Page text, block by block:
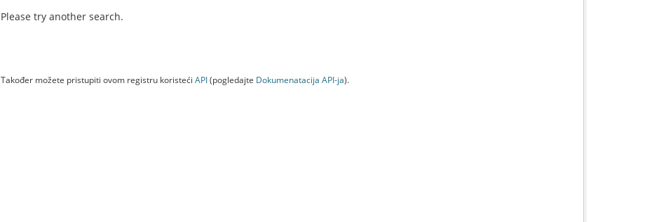
Please try another search.
Također možete pristupiti ovom registru koristeći API(pogledajte Dokumenаtаcijа API-jа).